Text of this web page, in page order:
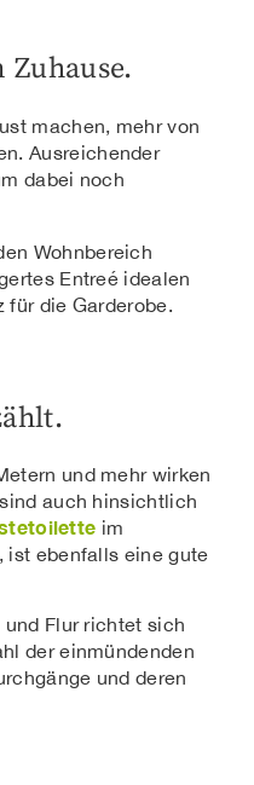
machen, mehr von
Ausreichender
dabei noch
Wohnbereich
Entreé idealen
für die Garderobe.
und mehr wirken
auch hinsichtlich
im
ist ebenfalls eine gute
und Flur richtet sich
der einmündenden
und deren